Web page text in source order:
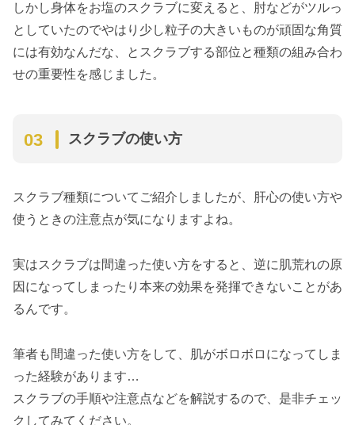
しかし身体をお塩のスクラブに変えると、肘などがツルっ
としていたのでやはり少し粒子の大きいものが頑固な角質
には有効なんだな、とスクラブする部位と種類の組み合わ
せの重要性を感じました。
スクラブの使い方
スクラブ種類についてご紹介しましたが、肝心の使い方や
使うときの注意点が気になりますよね。
実はスクラブは間違った使い方をすると、逆に肌荒れの原
因になってしまったり本来の効果を発揮できないことがあ
るんです。
筆者も間違った使い方をして、肌がボロボロになってしま
った経験があります…
スクラブの手順や注意点などを解説するので、是非チェッ
クしてみてください。